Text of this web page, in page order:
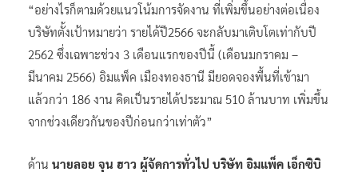
“อย่างไรก็ตามด้วยแนวโน้มการจัดงาน ที่เพิ่มขึ้นอย่างต่อเนื่อง
บริษัทตั้งเป้าหมายว่า รายได้ปี2566 จะกลับมาเติบโตเท่ากับปี
2562 ซึ่งเฉพาะช่วง 3 เดือนแรกของปีนี้ (เดือนมกราคม –
มีนาคม 2566) อิมแพ็ค เมืองทองธานี มียอดจองพื้นที่เข้ามา
แล้วกว่า 186 งาน คิดเป็นรายได้ประมาณ 510 ล้านบาท เพิ่มขึ้น
จากช่วงเดียวกันของปีก่อนกว่าเท่าตัว”
ด้าน นายลอย จุน ฮาว ผู้จัดการทั่วไป บริษัท อิมแพ็ค เอ็กซิบิ